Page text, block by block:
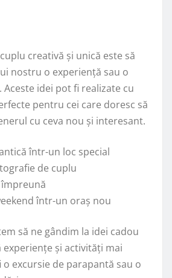
creativă și unică este să
nostru o experiență sau o
Aceste idei pot fi realizate cu
pentru cei care doresc să
cu ceva nou și interesant.
într-un loc special
de cuplu
într-un oraș nou
să ne gândim la idei cadou
experiențe și activități mai
excursie de parapantă sau o